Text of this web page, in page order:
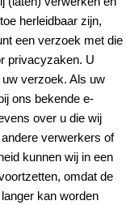
herleidbaar zijn,
een verzoek met die
privacyzaken. U
verzoek. Als uw
ons bekende e-
over u die wij
verwerkers of
kunnen wij in een
omdat de
kan worden